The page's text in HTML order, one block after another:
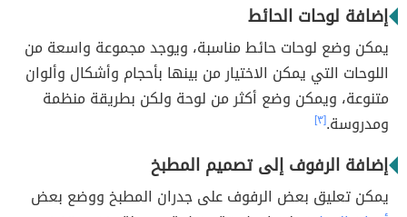
إضافة لوحات الحائط
يمكن وضع لوحات حائط مناسبة، ويوجد مجموعة واسعة من
اللوحات التي يمكن الاختيار من بينها بأحجام وأشكال وألوان
متنوعة، ويمكن وضع أكثر من لوحة ولكن بطريقة منظمة
ومدروسة.[٣]
إضافة الرفوف إلى تصميم المطبخ
يمكن تعليق بعض الرفوف على جدران المطبخ ووضع بعض